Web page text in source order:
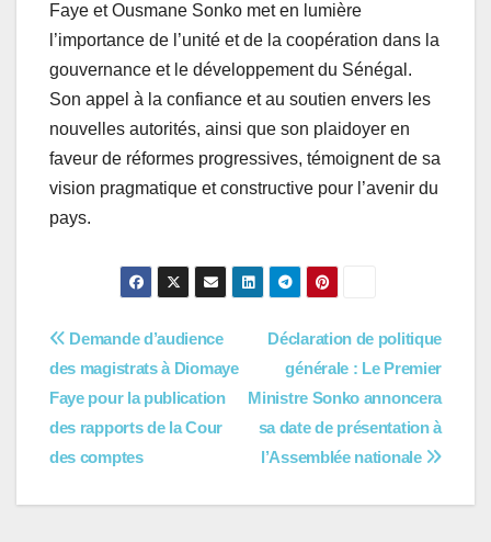
Faye et Ousmane Sonko met en lumière
l’importance de l’unité et de la coopération dans la
gouvernance et le développement du Sénégal.
Son appel à la confiance et au soutien envers les
nouvelles autorités, ainsi que son plaidoyer en
faveur de réformes progressives, témoignent de sa
vision pragmatique et constructive pour l’avenir du
pays.
Navigation
de
l’article
Déclaration de politique
générale : Le Premier
Ministre Sonko annoncera
sa date de présentation à
l’Assemblée nationale
Demande d’audience
des magistrats à Diomaye
Faye pour la publication
des rapports de la Cour
des comptes